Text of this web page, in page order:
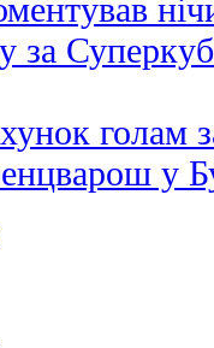
за
голам
у